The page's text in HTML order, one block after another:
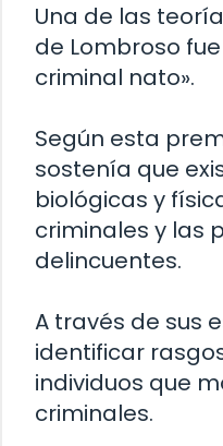
Una de las
de Lombroso
criminal nato».
Según esta
sostenía que
biológicas y
criminales y las
delincuentes.
A través de sus
identificar
individuos que
criminales.